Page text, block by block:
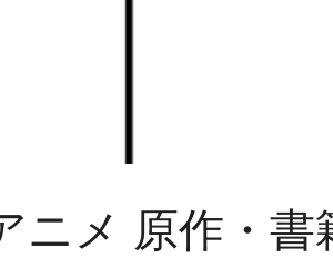
ニメ 原作・書